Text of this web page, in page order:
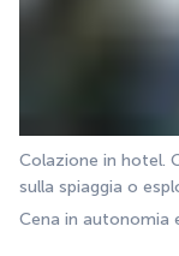
Colazione in hotel.
sulla spiaggia o
Cena in autonomia